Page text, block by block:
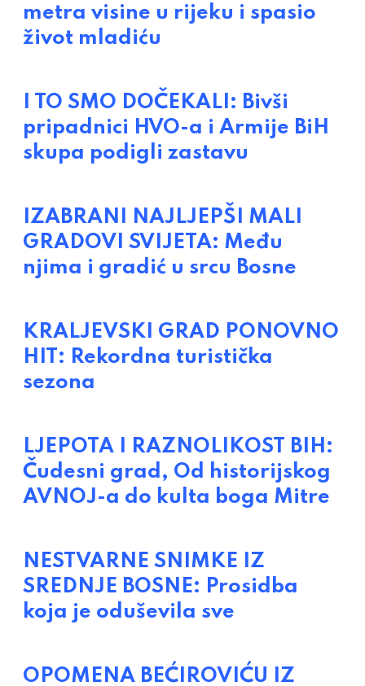
metra visine u rijeku i spasio
život mladiću
I TO SMO DOČEKALI: Bivši
pripadnici HVO-a i Armije BiH
skupa podigli zastavu
IZABRANI NAJLJEPŠI MALI
GRADOVI SVIJETA: Među
njima i gradić u srcu Bosne
KRALJEVSKI GRAD PONOVNO
HIT: Rekordna turistička
sezona
LJEPOTA I RAZNOLIKOST BIH:
Čudesni grad, Od historijskog
AVNOJ-a do kulta boga Mitre
NESTVARNE SNIMKE IZ
SREDNJE BOSNE: Prosidba
koja je oduševila sve
OPOMENA BEĆIROVIĆU IZ